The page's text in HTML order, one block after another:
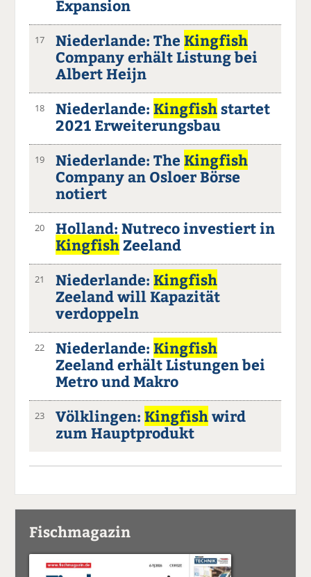
Expansion
17 Niederlande: TheKingfish
Company erhält Listung bei
Albert Heijn
18 Niederlande:Kingfishstartet
2021 Erweiterungsbau
19 Niederlande: TheKingfish
Company an Osloer Börse
notiert
20
Holland: Nutreco investiert in
KingfishZeeland
21 Niederlande:Kingfish
Zeeland will Kapazität
verdoppeln
22 Niederlande:Kingfish
Zeeland erhält Listungen bei
Metro und Makro
23 Völklingen:Kingfishwird
zum Hauptprodukt
Fischmagazin